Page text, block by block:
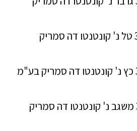
ת"א 37094-07-16 טל נ' קונטנטו דה סמריק
ת"א 37107-07-16 כץ נ' קונטנטו דה סמריק בע"מ
ת"א 37130-07-16 משגב נ' קונטנטו דה סמריק